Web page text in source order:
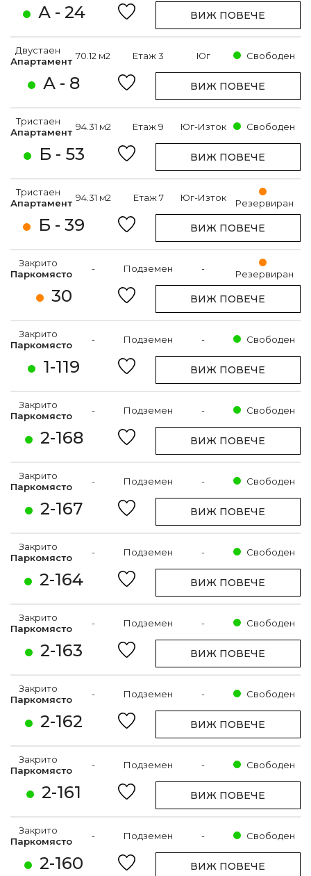
А - 24 ВИЖ ПОВЕЧЕ
А - 8
Двустаен
Апартамент 70.12 м2 Етаж 3 Юг Свободен
ВИЖ ПОВЕЧЕ
Б - 53
Тристаен
Апартамент 94.31 м2 Етаж 9 Юг-Изток Свободен
ВИЖ ПОВЕЧЕ
Б - 39
Тристаен
Апартамент 94.31 м2 Етаж 7 Юг-Изток Резервиран
ВИЖ ПОВЕЧЕ
30
Закрито
Паркомясто
- Подземен - Резервиран
ВИЖ ПОВЕЧЕ
1-119
Закрито
Паркомясто
- Подземен - Свободен
ВИЖ ПОВЕЧЕ
2-168
Закрито
Паркомясто
- Подземен - Свободен
ВИЖ ПОВЕЧЕ
2-167
Закрито
Паркомясто
- Подземен - Свободен
ВИЖ ПОВЕЧЕ
2-164
Закрито
Паркомясто
- Подземен - Свободен
ВИЖ ПОВЕЧЕ
2-163
Закрито
Паркомясто
- Подземен - Свободен
ВИЖ ПОВЕЧЕ
2-162
Закрито
Паркомясто
- Подземен - Свободен
ВИЖ ПОВЕЧЕ
2-161
Закрито
Паркомясто
- Подземен - Свободен
ВИЖ ПОВЕЧЕ
2-160
Закрито
Паркомясто
- Подземен - Свободен
ВИЖ ПОВЕЧЕ